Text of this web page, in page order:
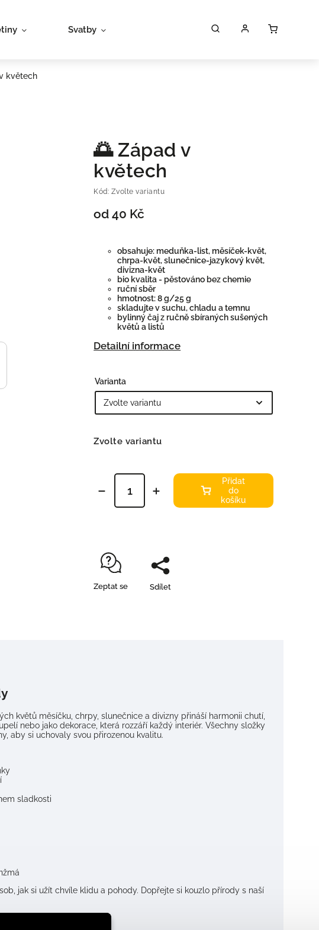
Svatby Poukazy
květech
🌅 Západ v
květech
Kód: Zvolte variantu
od40 Kč
obsahuje: meduňka-list, měsíček-květ,
chrpa-květ, slunečnice-jazykový květ,
divizna-květ
bio kvalita - pěstováno bez chemie
ruční sběr
hmotnost: 8 g/25 g
skladujte v suchu, chladu a temnu
bylinný čaj z ručně sbíraných sušených
květů a listů
Detailní informace
Varianta
Zvolte variantu
Přidat
do
košíku
Zeptat se Sdílet
květů měsíčku, chrpy, slunečnice a divizny přináší harmonii chutí,
nebo jako dekorace, která rozzáří každý interiér. Všechny složky
aby si uchovaly svou přirozenou kvalitu.
sladkosti
jak si užít chvíle klidu a pohody. Dopřejte si kouzlo přírody s naší